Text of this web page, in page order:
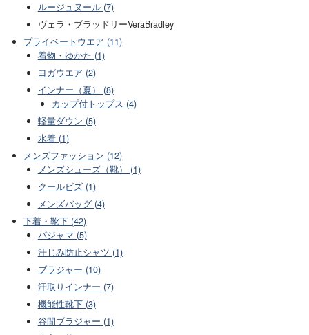
ルージュヌール (7)
ヴェラ・ブラッドリーVeraBradley
プライベートウエア (11)
着物・ゆかた (1)
ヨガウエア (2)
インナー（夏） (8)
カップ付トップス (4)
軽量ダウン (5)
水着 (1)
メンズファッション (12)
メンズシューズ（靴） (1)
クールビズ (1)
メンズバッグ (4)
下着・靴下 (42)
パジャマ (5)
汗じみ防止シャツ (1)
ブラジャー (10)
汗取りインナー (7)
機能性靴下 (3)
谷間ブラジャー (1)